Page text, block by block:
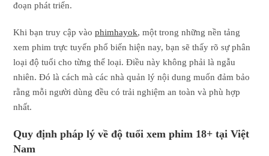
đoạn phát triển.
Khi bạn truy cập vàophimhayok, một trong những nền tảng
xem phim trực tuyến phổ biến hiện nay, bạn sẽ thấy rõ sự phân
loại độ tuổi cho từng thể loại. Điều này không phải là ngẫu
nhiên. Đó là cách mà các nhà quản lý nội dung muốn đảm bảo
rằng mỗi người dùng đều có trải nghiệm an toàn và phù hợp
nhất.
Quy định pháp lý về độ tuổi xem phim 18+ tại Việt
Nam